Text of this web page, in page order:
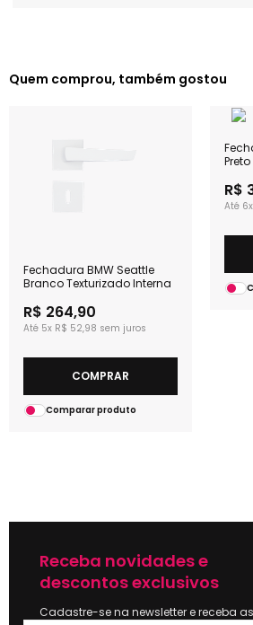
Quem comprou, também gostou
Fechadura BMW Seattle
Branco Texturizado Interna
R$ 264,90
5x R$ 52,98
COMPRAR
Comparar produto
R$
6x
Receba novidades e
descontos exclusivos
Cadastre-se na newsletter e receba